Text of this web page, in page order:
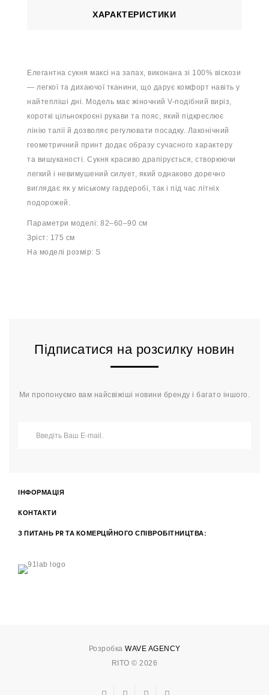
ХАРАКТЕРИСТИКИ
Елегантна сукня максі на запах, виконана зі 100% віскози
— легкої та дихаючої тканини, що дарує комфорт навіть у
найтепліші дні. Модель має жіночний V-подібний виріз,
короткі цільнокроєні рукави та пояс, який підкреслює
лінію талії й дозволяє регулювати посадку. Лаконічний
геометричний принт додає образу сучасного характеру
та вишуканості. Сукня красиво драпірується, створюючи
легкий і невимушений силует, який однаково доречно
виглядає як у міському гардеробі, так і під час літніх
подорожей.
Параметри моделі: 82–60–90 см
Зріст: 175 см
На моделі розмір: S
Підписатися на розсилку новин
Ми пропонуємо вам найсвіжіші новини бренду і багато іншого.
ІНФОРМАЦІЯ
КОНТАКТИ
З ПИТАНЬ PR ТА КОМЕРЦІЙНОГО СПІВРОБІТНИЦТВА:
Розробка WAVE AGENCY
RITO © 2026